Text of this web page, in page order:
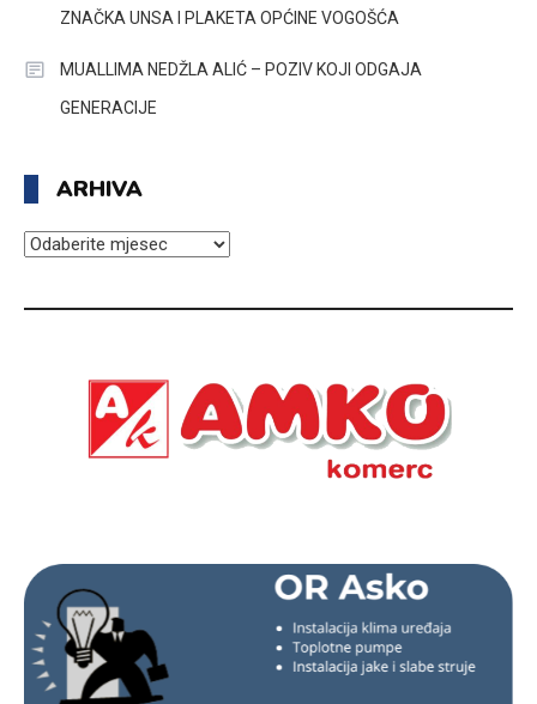
ZNAČKA UNSA I PLAKETA OPĆINE VOGOŠĆA
MUALLIMA NEDŽLA ALIĆ – POZIV KOJI ODGAJA
GENERACIJE
ARHIVA
ARHIVA